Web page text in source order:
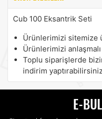
Cub 100 Eksantrik Seti
Ürünlerimizi sitemize
Ürünlerimizi
Toplu siparişlerde
indirim
E-